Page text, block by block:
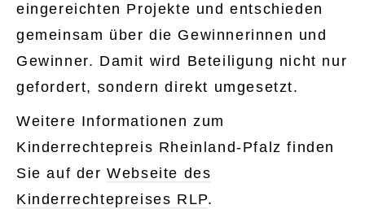
eingereichten Projekte und entschieden
gemeinsam über die Gewinnerinnen und
Gewinner. Damit wird Beteiligung nicht nur
gefordert, sondern direkt umgesetzt.
Weitere Informationen zum
Kinderrechtepreis Rheinland-Pfalz finden
Sie auf derWebseite des
Kinderrechtepreises RLP.